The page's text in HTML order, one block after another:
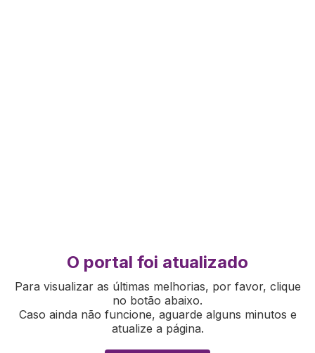
O portal foi atualizado
Para visualizar as últimas melhorias, por favor, clique
no botão abaixo.
Caso ainda não funcione, aguarde alguns minutos e
atualize a página.